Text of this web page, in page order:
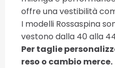
offre una vestibilità
I modelli Rossaspina
vestono dalla 40 alla
Per taglie
reso o cambio merce.